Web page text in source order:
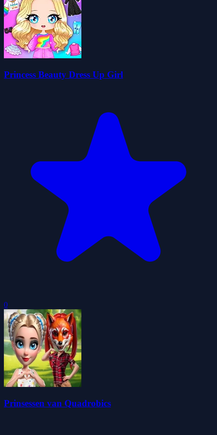
Princess Beauty Dress Up Girl
0
Prinsessen van Quadrobics